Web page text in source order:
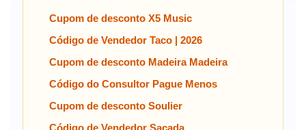
Cupom de desconto X5 Music
Código de Vendedor Taco | 2026
Cupom de desconto Madeira Madeira
Código do Consultor Pague Menos
Cupom de desconto Soulier
Código de Vendedor Sacada